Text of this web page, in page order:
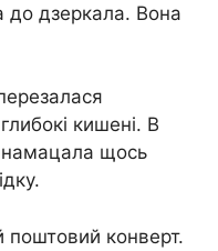
до дзеркала. Вона
кишені. В
намацала щось
поштовий конверт.